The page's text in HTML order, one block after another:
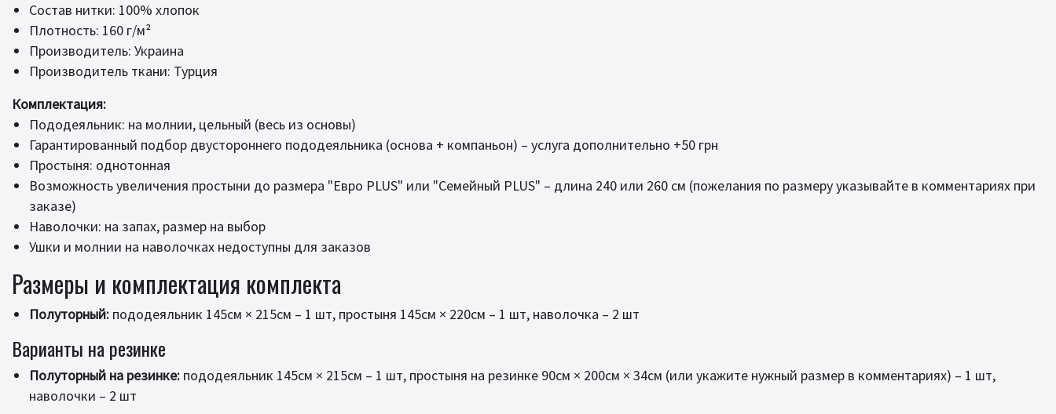
Состав нитки: 100% хлопок
Плотность: 160 г/м²
Производитель: Украина
Производитель ткани: Турция
Комплектация:
Пододеяльник: на молнии, цельный (весь из основы)
Гарантированный подбор двустороннего пододеяльника (основа + компаньон) – услуга дополнительно +50 грн
Простыня: однотонная
Возможность увеличения простыни до размера "Евро PLUS" или "Семейный PLUS" – длина 240 или 260 см (пожелания по размеру указывайте в комментариях при
заказе)
Наволочки: на запах, размер на выбор
Ушки и молнии на наволочках недоступны для заказов
Размеры и комплектация комплекта
Полуторный: пододеяльник 145см × 215см – 1 шт, простыня 145см × 220см – 1 шт, наволочка – 2 шт
Варианты на резинке
Полуторный на резинке: пододеяльник 145см × 215см – 1 шт, простыня на резинке 90см × 200см × 34см (или укажите нужный размер в комментариях) – 1 шт,
наволочки – 2 шт